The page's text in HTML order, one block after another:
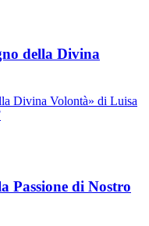
della Divina
Divina Volontà» di Luisa
Passione di Nostro